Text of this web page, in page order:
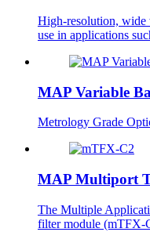
High-resolution, wide
use in applications
MAP Variable
Metrology Grade
MAP Multiport
The Multiple
filter module (mTFX-